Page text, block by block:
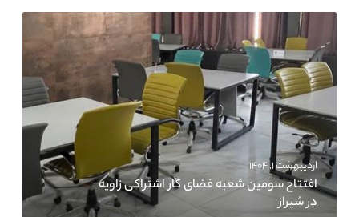
اردیبهشت ۱, ۱۴۰۴
افتتاح سومین شعبه فضای کار اشتراکی زاویه
در شیراز